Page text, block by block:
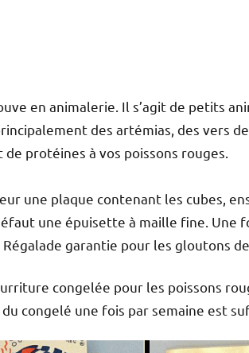
en animalerie. Il s’agit de petits
des artémias, des vers
protéines à vos poissons rouges.
une plaque contenant les cubes,
une épuisette à maille fine. Une
garantie pour les gloutons de
congelée pour les poissons
congelé une fois par semaine est